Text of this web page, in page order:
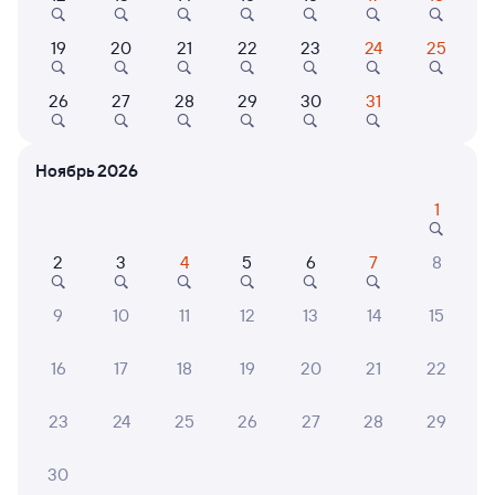
6 причин купить ж/д билеты
Подробные ответы на вопросы о поездке или
Коттеджи, дома
Простоквашино
Показать
ещё 2
19 20 21 22 23 24 25
26 27 28 29 30 31
Ноябрь 2026
1
2 3 4 5 6 7 8
9 10 11 12 13 14 15
16 17 18 19 20 21 22
23 24 25 26 27 28 29
30